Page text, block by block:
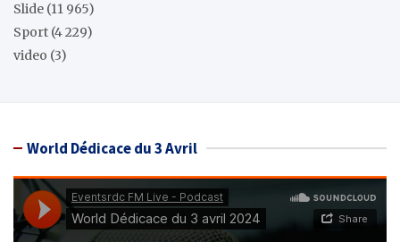
Slide (11 965)
Sport (4 229)
video (3)
World Dédicace du 3 Avril